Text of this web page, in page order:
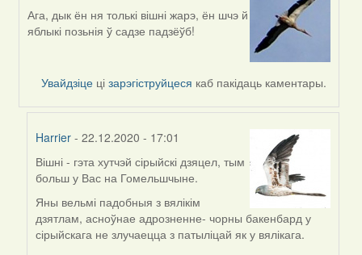
In
reply
Feather
Ага, дык ён ня толькі вішні жарэ, ён шчэ й
яблыкі позьнія ў садзе падзёўб!
Увайдзіце цізарэгіструйцеся каб пакідаць каментары.
Harrier - 22.12.2020 - 17:01
In
reply
to
by
Lighty
Вішні - гэта хутчэй сірыйскі дзяцел, тым
больш у Вас на Гомельшчыне.
Яны вельмі падобныя з вялікім
дзятлам, асноўнае адрозненне- чорны бакенбард у
сірыйскага не злучаецца з патыліцай як у вялікага.